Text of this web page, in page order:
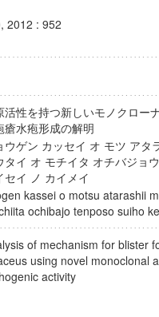
2012 : 952
活性を持つ新しいモノクロー
瘡水疱形成の解明
ウゲン カッセイ オ モツ アタ
タイ オ モチイタ オチバジョ
セイ ノ カイメイ
kassei o motsu atarashii
ochibajo tenposo suiho
of mechanism for blister
using novel monoclonal
activity